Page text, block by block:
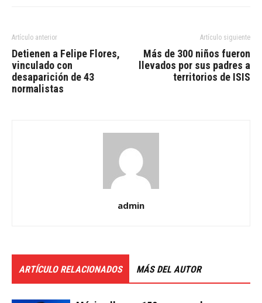
Artículo anterior
Detienen a Felipe Flores,
vinculado con
desaparición de 43
normalistas
Artículo siguiente
Más de 300 niños fueron
llevados por sus padres a
territorios de ISIS
admin
ARTÍCULO RELACIONADOS MÁS DEL AUTOR